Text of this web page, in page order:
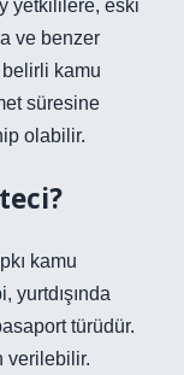
yetkililere, eski
ve benzer
kamu
süresine
olabilir.
kamu
yurtdışında
türüdür.
verilebilir.